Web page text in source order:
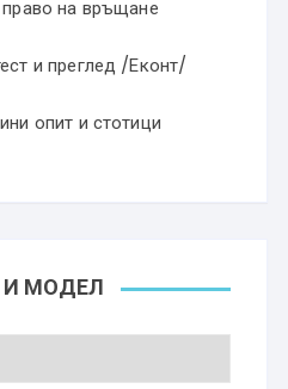
на връщане
и преглед /Еконт/
опит и стотици
И МОДЕЛ